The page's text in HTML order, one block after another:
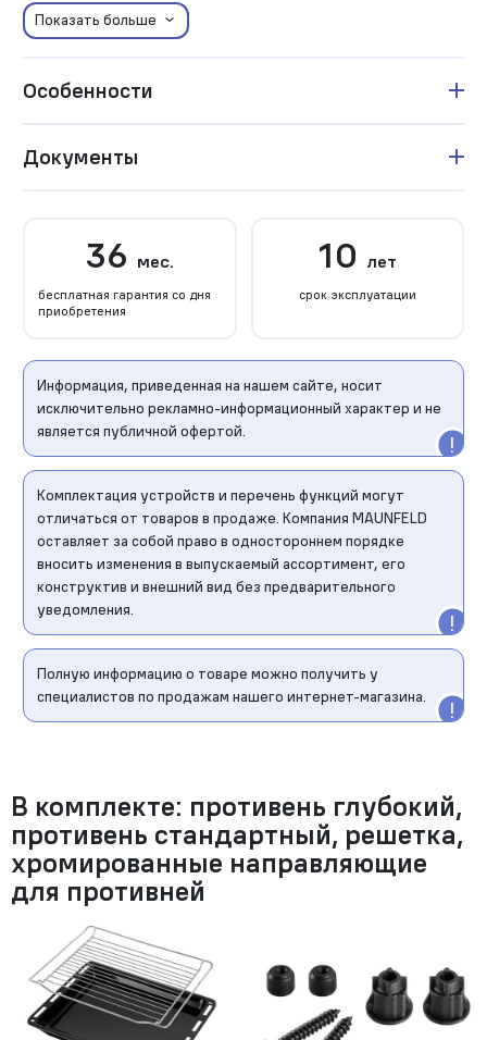
Показать больше
Особенности
Документы
36 мес.
бесплатная гарантия со дня
приобретения
10 лет
срок эксплуатации
Информация, приведенная на нашем сайте, носит
исключительно рекламно-информационный характер и не
является публичной офертой.
Комплектация устройств и перечень функций могут
отличаться от товаров в продаже. Компания MAUNFELD
оставляет за собой право в одностороннем порядке
вносить изменения в выпускаемый ассортимент, его
конструктив и внешний вид без предварительного
уведомления.
Полную информацию о товаре можно получить у
специалистов по продажам нашего интернет-магазина.
В комплекте: противень глубокий,
противень стандартный, решетка,
хромированные направляющие
для противней